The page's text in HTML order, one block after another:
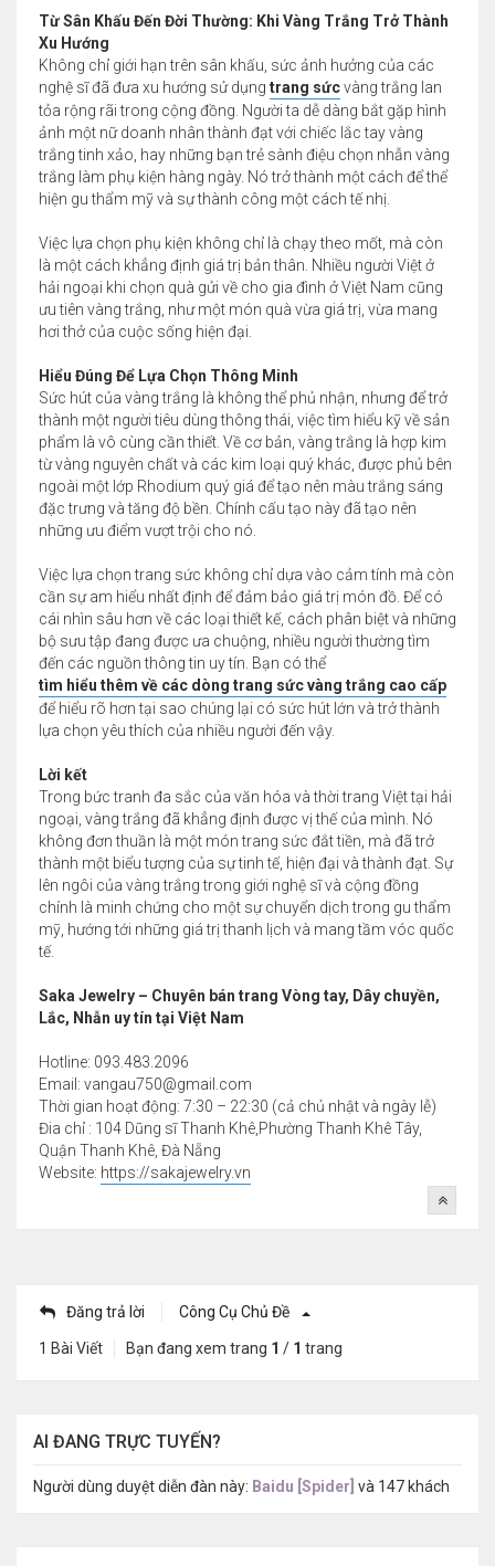
Từ Sân Khấu Đến Đời Thường: Khi Vàng Trắng Trở Thành
Xu Hướng
Không chỉ giới hạn trên sân khấu, sức ảnh hưởng của các
nghệ sĩ đã đưa xu hướng sử dụng trang sứcvàng trắng lan
tỏa rộng rãi trong cộng đồng. Người ta dễ dàng bắt gặp hình
ảnh một nữ doanh nhân thành đạt với chiếc lắc tay vàng
trắng tinh xảo, hay những bạn trẻ sành điệu chọn nhẫn vàng
trắng làm phụ kiện hàng ngày. Nó trở thành một cách để thể
hiện gu thẩm mỹ và sự thành công một cách tế nhị.
Việc lựa chọn phụ kiện không chỉ là chạy theo mốt, mà còn
là một cách khẳng định giá trị bản thân. Nhiều người Việt ở
hải ngoại khi chọn quà gửi về cho gia đình ở Việt Nam cũng
ưu tiên vàng trắng, như một món quà vừa giá trị, vừa mang
hơi thở của cuộc sống hiện đại.
Hiểu Đúng Để Lựa Chọn Thông Minh
Sức hút của vàng trắng là không thể phủ nhận, nhưng để trở
thành một người tiêu dùng thông thái, việc tìm hiểu kỹ về sản
phẩm là vô cùng cần thiết. Về cơ bản, vàng trắng là hợp kim
từ vàng nguyên chất và các kim loại quý khác, được phủ bên
ngoài một lớp Rhodium quý giá để tạo nên màu trắng sáng
đặc trưng và tăng độ bền. Chính cấu tạo này đã tạo nên
những ưu điểm vượt trội cho nó.
Việc lựa chọn trang sức không chỉ dựa vào cảm tính mà còn
cần sự am hiểu nhất định để đảm bảo giá trị món đồ. Để có
cái nhìn sâu hơn về các loại thiết kế, cách phân biệt và những
bộ sưu tập đang được ưa chuộng, nhiều người thường tìm
đến các nguồn thông tin uy tín. Bạn có thể
tìm hiểu thêm về các dòng trang sức vàng trắng cao cấp
để hiểu rõ hơn tại sao chúng lại có sức hút lớn và trở thành
lựa chọn yêu thích của nhiều người đến vậy.
Lời kết
Trong bức tranh đa sắc của văn hóa và thời trang Việt tại hải
ngoại, vàng trắng đã khẳng định được vị thế của mình. Nó
không đơn thuần là một món trang sức đắt tiền, mà đã trở
thành một biểu tượng của sự tinh tế, hiện đại và thành đạt. Sự
lên ngôi của vàng trắng trong giới nghệ sĩ và cộng đồng
chính là minh chứng cho một sự chuyển dịch trong gu thẩm
mỹ, hướng tới những giá trị thanh lịch và mang tầm vóc quốc
tế.
Saka Jewelry – Chuyên bán trang Vòng tay, Dây chuyền,
Lắc, Nhẫn uy tín tại Việt Nam
Hotline: 093.483.2096
Email: vangau750@gmail.com
Thời gian hoạt động: 7:30 – 22:30 (cả chủ nhật và ngày lễ)
Đia chỉ : 104 Dũng sĩ Thanh Khê,Phường Thanh Khê Tây,
Quận Thanh Khê, Đà Nẵng
Website: https://sakajewelry.vn
Đăng trả lời Công Cụ Chủ Đề
1 Bài Viết Bạn đang xem trang 1 / 1 trang
AI ĐANG TRỰC TUYẾN?
Người dùng duyệt diễn đàn này: Baidu [Spider] và 147 khách